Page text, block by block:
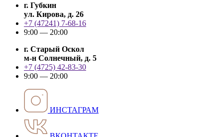
г. Губкин
ул. Кирова, д. 26
+7 (47241) 7-68-16
9:00 — 20:00
г. Старый Оскол
м-н Солнечный, д. 5
+7 (4725) 42-83-30
9:00 — 20:00
ИНСТАГРАМ